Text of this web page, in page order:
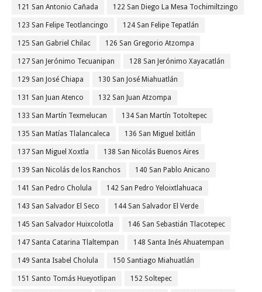
121 San Antonio Cañada 122 San Diego La Mesa Tochimiltzingo
123 San Felipe Teotlancingo 124 San Felipe Tepatlán
125 San Gabriel Chilac 126 San Gregorio Atzompa
127 San Jerónimo Tecuanipan 128 San Jerónimo Xayacatlán
129 San José Chiapa 130 San José Miahuatlán
131 San Juan Atenco 132 San Juan Atzompa
133 San Martín Texmelucan 134 San Martín Totoltepec
135 San Matías Tlalancaleca 136 San Miguel Ixitlán
137 San Miguel Xoxtla 138 San Nicolás Buenos Aires
139 San Nicolás de los Ranchos 140 San Pablo Anicano
141 San Pedro Cholula 142 San Pedro Yeloixtlahuaca
143 San Salvador El Seco 144 San Salvador El Verde
145 San Salvador Huixcolotla 146 San Sebastián Tlacotepec
147 Santa Catarina Tlaltempan 148 Santa Inés Ahuatempan
149 Santa Isabel Cholula 150 Santiago Miahuatlán
151 Santo Tomás Hueyotlipan 152 Soltepec